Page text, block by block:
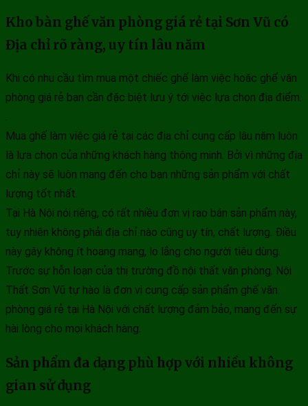
Kho bàn ghế văn phòng giá rẻ tại Sơn Vũ có
Địa chỉ rõ ràng, uy tín lâu năm
Khi có nhu cầu tìm mua một chiếc ghế làm việc hoăc ghế văn
phòng giá rẻ bạn cần đặc biệt lưu ý tới việc lựa chọn địa điểm.
.
Mua ghế làm việc giá rẻ tại các địa chỉ cung cấp lâu năm luôn
là lựa chọn của những khách hàng thông minh. Bởi vì những địa
chỉ này sẽ luôn mang đến cho bạn những sản phẩm với chất
lượng tốt nhất.
Tại Hà Nội nói riêng, có rất nhiều đơn vị rao bán sản phẩm này,
tuy nhiên không phải địa chỉ nào cũng uy tín, chất lượng. Điều
này gây không ít hoang mang, lo lắng cho người tiêu dùng.
Trước sự hỗn loạn của thị trường đồ nội thất văn phòng. Nội
Thất Sơn Vũ tự hào là đơn vị cung cấp sản phẩm ghế văn
phòng giá rẻ tại Hà Nội với chất lượng đảm bảo, mang đến sự
hài lòng cho mọi khách hàng.
Sản phẩm đa dạng phù hợp với nhiều không
gian sử dụng